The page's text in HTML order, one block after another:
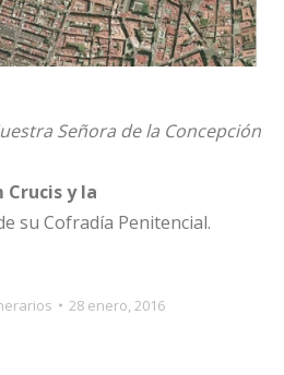
Señora de la Concepción
Crucis y la
su Cofradía Penitencial.
28 enero, 2016